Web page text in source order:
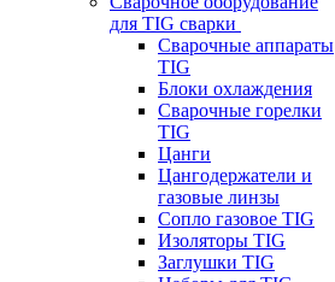
для TIG сварки
Сварочные аппараты
TIG
Блоки охлаждения
Сварочные горелки
TIG
Цанги
Цангодержатели и
газовые линзы
Сопло газовое TIG
Изоляторы TIG
Заглушки TIG